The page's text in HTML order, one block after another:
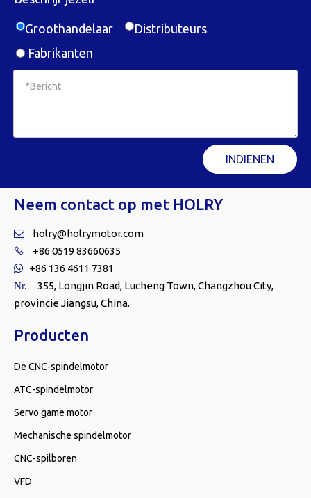
Groothandelaar
Distributeurs
Fabrikanten
INDIENEN
Neem contact op met HOLRY
 holry@holrymotor.com
 +86 0519 83660635
 +86 136 4611 7381
Nr.
355, Longjin Road, Lucheng Town, Changzhou City,
provincie Jiangsu, China.
Producten
De CNC-spindelmotor
ATC-spindelmotor
Servo game motor
Mechanische spindelmotor
CNC-spilboren
VFD